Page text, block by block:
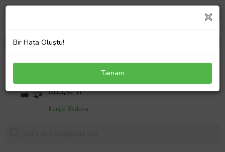
Dell Inspiron P47F002 Notebook Adaptör Laptop
Sepet Fiyatı
883,32 TL
Kargo Bedava
Bir Hata Oluştu!
Tamam